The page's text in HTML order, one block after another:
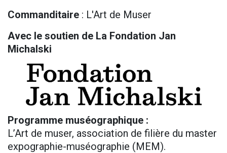
Commanditaire : L'Art de Muser
Avec le soutien de La Fondation Jan
Michalski
Programme muséographique :
L’Art de muser, association de filière du master
expographie-muséographie (MEM).